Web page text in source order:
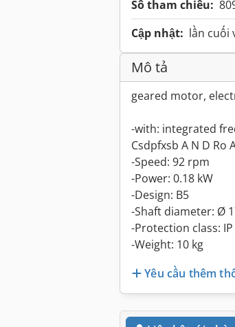
Số tham chiếu:
Cập nhật: lần cuối
Mô tả
geared motor,
-with: integrated
Csdpfxsb A N D Ro
-Speed: 92 rpm
-Power: 0.18 kW
-Design: B5
-Shaft diameter: Ø
-Protection class: IP
-Weight: 10 kg
Yêu cầu thêm